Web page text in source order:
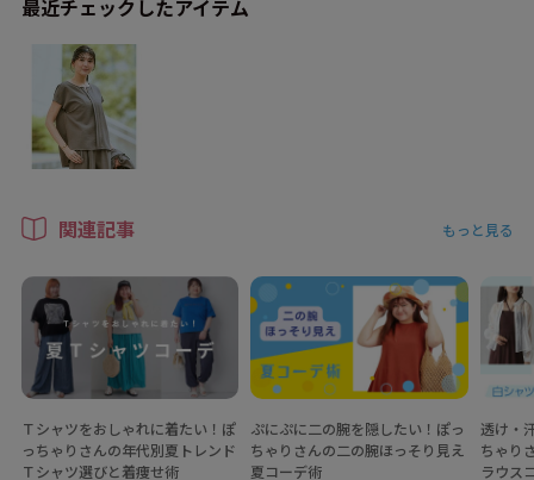
最近チェックしたアイテム
関連記事 もっと見る
Ｔシャツをおしゃれに着たい！ぽ
っちゃりさんの年代別夏トレンド
Ｔシャツ選びと着痩せ術
ぷにぷに二の腕を隠したい！ぽっ
ちゃりさんの二の腕ほっそり見え
夏コーデ術
透け・
ちゃり
ラウス